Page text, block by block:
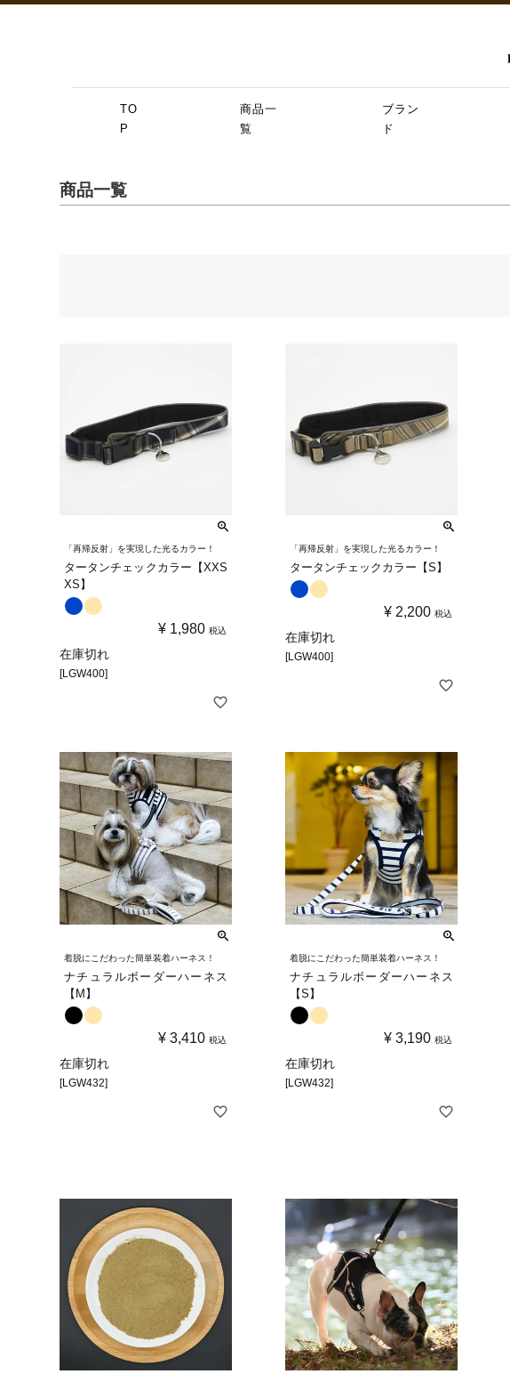
TO
P
商品一
覧
ブラン
ド
商品一覧
「再帰反射」を実現した光るカラー！
タータンチェックカラー【XXS
XS】
¥ 1,980 税込
在庫切れ
[LGW400]
「再帰反射」を実現した光るカラー！
タータンチェックカラー【S】
¥ 2,200 税込
在庫切れ
[LGW400]
着脱にこだわった簡単装着ハーネス！
ナチュラルボーダーハーネス
【M】
¥ 3,410 税込
在庫切れ
[LGW432]
着脱にこだわった簡単装着ハーネス！
ナチュラルボーダーハーネス
【S】
¥ 3,190 税込
在庫切れ
[LGW432]